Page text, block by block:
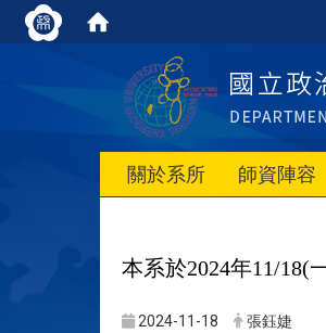
關於系所 師資陣容
本系於2024年11/18(
2024-11-18 張鈺婕